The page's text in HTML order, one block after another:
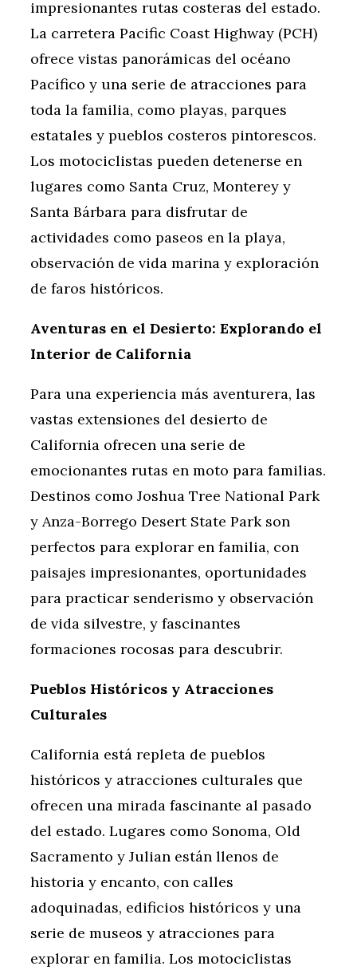
impresionantes rutas costeras del estado.
La carretera Pacific Coast Highway (PCH)
ofrece vistas panorámicas del océano
Pacífico y una serie de atracciones para
toda la familia, como playas, parques
estatales y pueblos costeros pintorescos.
Los motociclistas pueden detenerse en
lugares como Santa Cruz, Monterey y
Santa Bárbara para disfrutar de
actividades como paseos en la playa,
observación de vida marina y exploración
de faros históricos.
Aventuras en el Desierto: Explorando el
Interior de California
Para una experiencia más aventurera, las
vastas extensiones del desierto de
California ofrecen una serie de
emocionantes rutas en moto para familias.
Destinos como Joshua Tree National Park
y Anza-Borrego Desert State Park son
perfectos para explorar en familia, con
paisajes impresionantes, oportunidades
para practicar senderismo y observación
de vida silvestre, y fascinantes
formaciones rocosas para descubrir.
Pueblos Históricos y Atracciones
Culturales
California está repleta de pueblos
históricos y atracciones culturales que
ofrecen una mirada fascinante al pasado
del estado. Lugares como Sonoma, Old
Sacramento y Julian están llenos de
historia y encanto, con calles
adoquinadas, edificios históricos y una
serie de museos y atracciones para
explorar en familia. Los motociclistas